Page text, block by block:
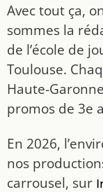
Avec tout ça,
sommes la
de l’école de
Toulouse.
Haute-
promos de 3e
En 2026,
nos
carrousel, sur